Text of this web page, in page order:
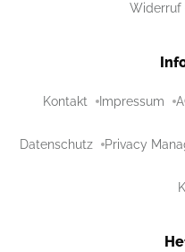
Widerruf
Kontakt Impressum
Datenschutz Privacy